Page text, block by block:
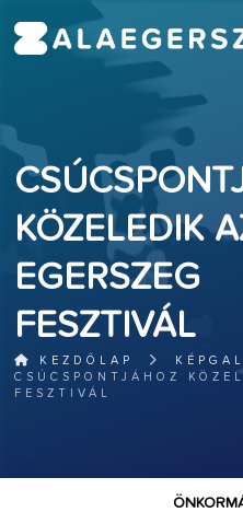
KÖZELEDIK
EGERSZEG
FESZTIVÁL
KEZDŐLAP
CSÚCSPONTJÁHOZ
FESZTIVÁL